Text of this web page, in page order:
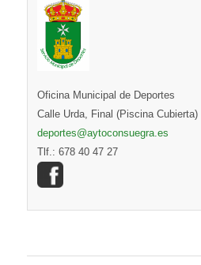
Oficina Municipal de Deportes
Calle Urda, Final (Piscina Cubierta)
deportes@aytoconsuegra.es
Tlf.: 678 40 47 27